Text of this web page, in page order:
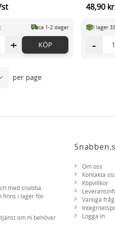
st
ca 1-2 dagar
+ KÖP
48,90
I lager
-
per page
med snabba
finns i lager för
om ni behöver
Om oss
Kontakta
Köpvillkor
Vanliga
Logga in